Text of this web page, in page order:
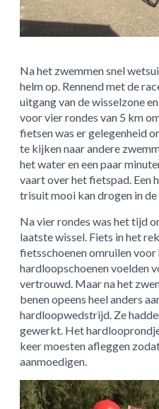
Na het zwemmen snel
helm op. Rennend met de
uitgang van de wisselzone
voor vier rondes van 5 km
fietsen was er gelegenheid
te kijken naar andere
het water en een paar
vaart over het fietspad. Een
trisuit mooi kan drogen in de
Na vier rondes was het tijd
laatste wissel. Fiets in het
fietsschoenen omruilen
hardloopschoenen voelden
vertrouwd. Maar na het
benen opeens heel anders
hardloopwedstrijd. Ze
gewerkt. Het
keer moesten afleggen
aanmoedigen.